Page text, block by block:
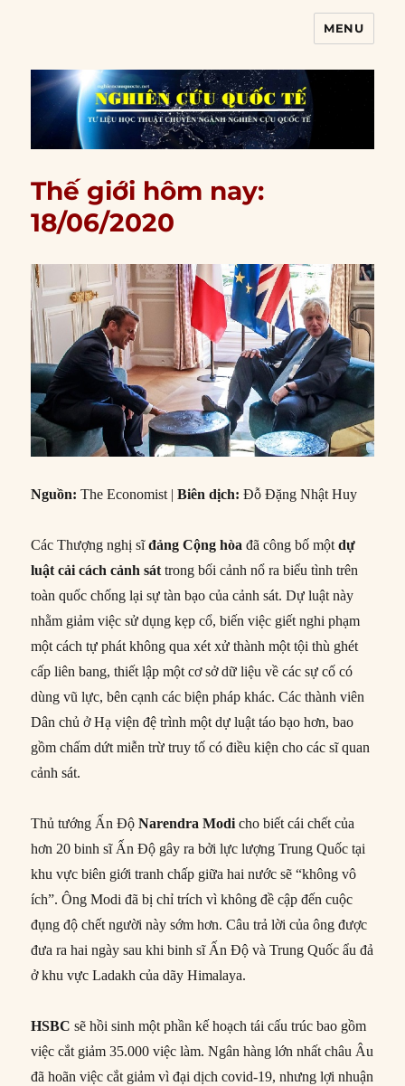
MENU
Thế giới hôm nay:
18/06/2020
Nguồn: The Economist |Biên dịch: Đỗ Đặng Nhật Huy
Các Thượng nghị sĩđảng Cộng hòa đã công bố mộtdự
luật cải cách cảnh sát trong bối cảnh nổ ra biểu tình trên
toàn quốc chống lại sự tàn bạo của cảnh sát. Dự luật này
nhằm giảm việc sử dụng kẹp cổ, biến việc giết nghi phạm
một cách tự phát không qua xét xử thành một tội thù ghét
cấp liên bang, thiết lập một cơ sở dữ liệu về các sự cố có
dùng vũ lực, bên cạnh các biện pháp khác. Các thành viên
Dân chủ ở Hạ viện đệ trình một dự luật táo bạo hơn, bao
gồm chấm dứt miễn trừ truy tố có điều kiện cho các sĩ quan
cảnh sát.
Thủ tướng Ấn ĐộNarendra Modi cho biết cái chết của
hơn 20 binh sĩ Ấn Độ gây ra bởi lực lượng Trung Quốc tại
khu vực biên giới tranh chấp giữa hai nước sẽ “không vô
ích”. Ông Modi đã bị chỉ trích vì không đề cập đến cuộc
đụng độ chết người này sớm hơn. Câu trả lời của ông được
đưa ra hai ngày sau khi binh sĩ Ấn Độ và Trung Quốc ẩu đả
ở khu vực Ladakh của dãy Himalaya.
HSBC sẽ hồi sinh một phần kế hoạch tái cấu trúc bao gồm
việc cắt giảm 35.000 việc làm. Ngân hàng lớn nhất châu Âu
đã hoãn việc cắt giảm vì đại dịch covid-19, nhưng lợi nhuận